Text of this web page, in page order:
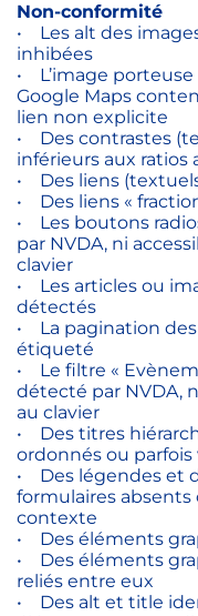
Non-conformité
• Les alt des
inhibées
• L’image
Google Maps
lien non explicite
• Des contrastes
inférieurs aux ratios
• Des liens
• Des liens «
• Les boutons
par NVDA, ni
clavier
• Les articles ou
détectés
• La pagination
étiqueté
• Le filtre «
détecté par NVDA,
au clavier
• Des titres
ordonnés ou parfois
• Des légendes et
formulaires
contexte
• Des éléments
• Des éléments
reliés entre eux
• Des alt et title